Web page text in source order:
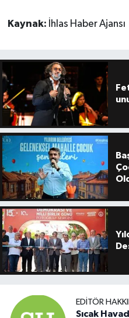
Kaynak: İhlas Haber Ajansı
EDITÖR
Sıcak